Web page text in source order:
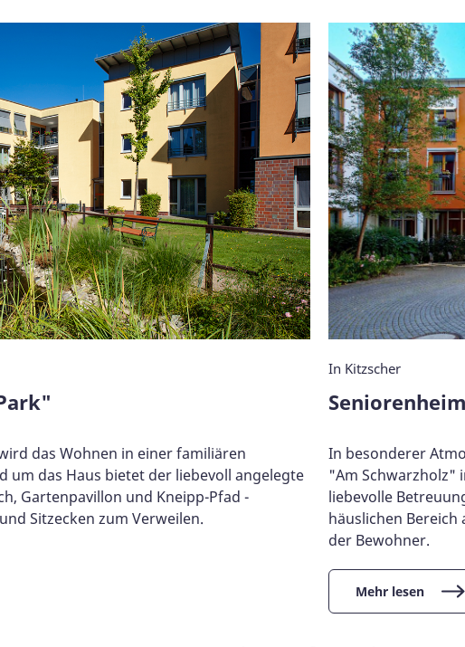
das Wohnen in einer familiären
um das Haus bietet der liebevoll angelegte
Gartenpavillon und Kneipp-Pfad -
Sitzecken zum Verweilen.
In Kitzscher
In besonderer
"Am Schwarzholz"
liebevolle
häuslichen
der Bewohner.
Mehr lesen